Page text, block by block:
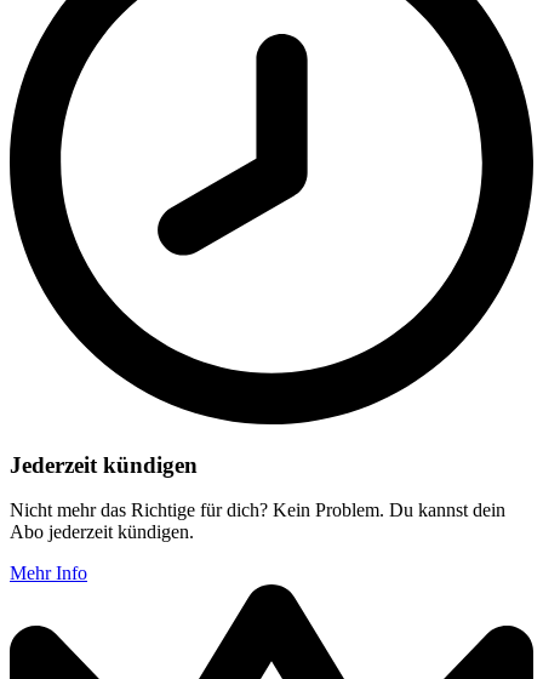
Jederzeit kündigen
Nicht mehr das Richtige für dich? Kein Problem. Du kannst dein
Abo jederzeit kündigen.
Mehr Info